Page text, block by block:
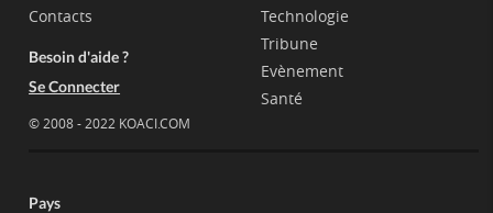
Contacts
Besoin d'aide ?
Se Connecter
© 2008 - 2022 KOACI.COM
Technologie
Tribune
Evènement
Santé
Pays